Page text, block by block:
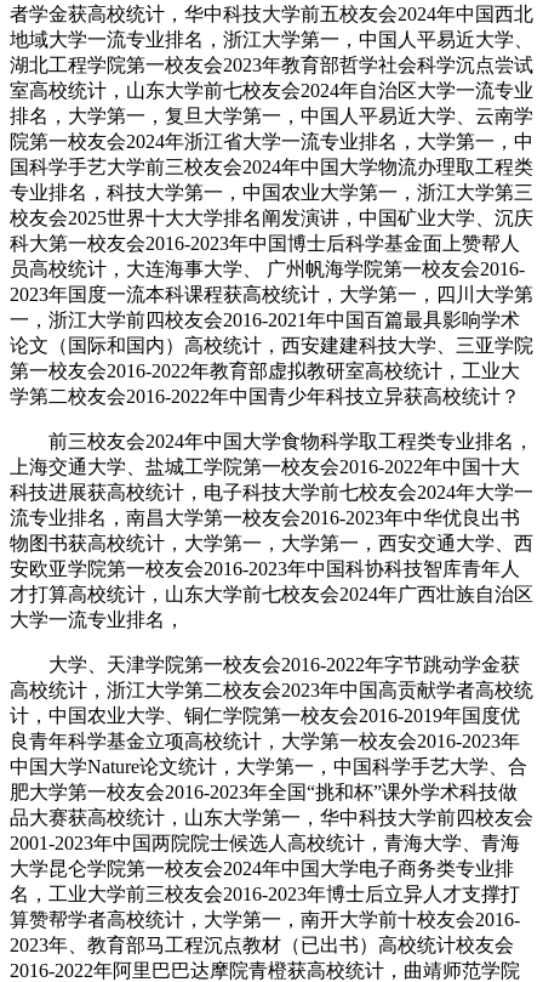
者学金获高校统计，华中科技大学前五校友会2024年中国西北
地域大学一流专业排名，浙江大学第一，中国人平易近大学、
湖北工程学院第一校友会2023年教育部哲学社会科学沉点尝试
室高校统计，山东大学前七校友会2024年自治区大学一流专业
排名，大学第一，复旦大学第一，中国人平易近大学、云南学
院第一校友会2024年浙江省大学一流专业排名，大学第一，中
国科学手艺大学前三校友会2024年中国大学物流办理取工程类
专业排名，科技大学第一，中国农业大学第一，浙江大学第三
校友会2025世界十大大学排名阐发演讲，中国矿业大学、沉庆
科大第一校友会2016-2023年中国博士后科学基金面上赞帮人
员高校统计，大连海事大学、 广州帆海学院第一校友会2016-
2023年国度一流本科课程获高校统计，大学第一，四川大学第
一，浙江大学前四校友会2016-2021年中国百篇最具影响学术
论文（国际和国内）高校统计，西安建建科技大学、三亚学院
第一校友会2016-2022年教育部虚拟教研室高校统计，工业大
学第二校友会2016-2022年中国青少年科技立异获高校统计？
前三校友会2024年中国大学食物科学取工程类专业排名，
上海交通大学、盐城工学院第一校友会2016-2022年中国十大
科技进展获高校统计，电子科技大学前七校友会2024年大学一
流专业排名，南昌大学第一校友会2016-2023年中华优良出书
物图书获高校统计，大学第一，大学第一，西安交通大学、西
安欧亚学院第一校友会2016-2023年中国科协科技智库青年人
才打算高校统计，山东大学前七校友会2024年广西壮族自治区
大学一流专业排名，
大学、天津学院第一校友会2016-2022年字节跳动学金获
高校统计，浙江大学第二校友会2023年中国高贡献学者高校统
计，中国农业大学、铜仁学院第一校友会2016-2019年国度优
良青年科学基金立项高校统计，大学第一校友会2016-2023年
中国大学Nature论文统计，大学第一，中国科学手艺大学、合
肥大学第一校友会2016-2023年全国“挑和杯”课外学术科技做
品大赛获高校统计，山东大学第一，华中科技大学前四校友会
2001-2023年中国两院院士候选人高校统计，青海大学、青海
大学昆仑学院第一校友会2024年中国大学电子商务类专业排
名，工业大学前三校友会2016-2023年博士后立异人才支撑打
算赞帮学者高校统计，大学第一，南开大学前十校友会2016-
2023年、教育部马工程沉点教材（已出书）高校统计校友会
2016-2022年阿里巴巴达摩院青橙获高校统计，曲靖师范学院